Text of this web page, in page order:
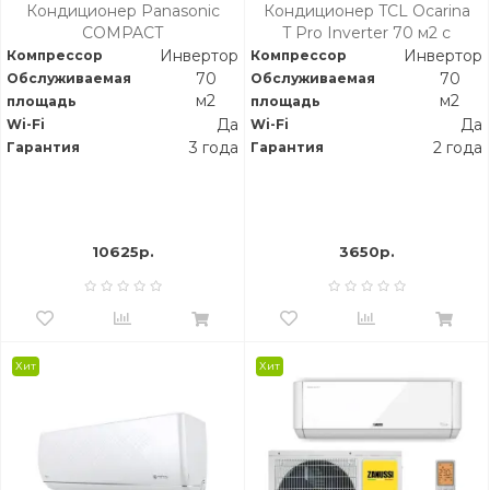
Кондиционер Panasonic
COMPACT
Компрессор Инвертор
Обслуживаемая
площадь
70
м2
Wi-Fi Да
Гарантия 3 года
10625р.
Кондиционер TCL Ocarina
T Pro Inverter 70 м2 c
панелью TPG31
Компрессор Инвертор
Обслуживаемая
площадь
70
м2
Wi-Fi Да
Гарантия 2 года
3650р.
Хит Хит